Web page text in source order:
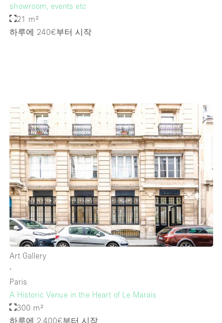
showroom, events etc
21 m²
하루에 240€부터 시작
Art Gallery
∙
Paris
A Historic Venue in the Heart of Le Marais
300 m²
하루에 2.400€부터 시작